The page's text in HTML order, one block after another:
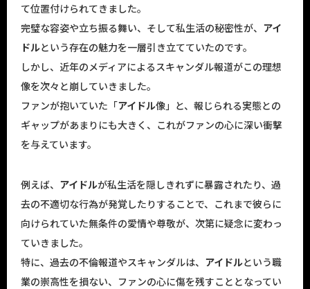
て位置付けられてきました。
完璧な容姿や立ち振る舞い、そして私生活の秘密性が、 アイ
ドルという存在の魅力を一層引き立てていたのです。
しかし、近年のメディアによるスキャンダル報道がこの理想
像を次々と崩していきました。
ファンが抱いていた「アイドル像」と、報じられる実態との
ギャップがあまりにも大きく、これがファンの心に深い衝撃
を与えています。
例えば、 アイドルが私生活を隠しきれずに暴露されたり、過
去の不適切な行為が発覚したりすることで、これまで彼らに
向けられていた無条件の愛情や尊敬が、次第に疑念に変わっ
ていきました。
特に、過去の不倫報道やスキャンダルは、 アイドルという職
業の崇高性を損ない、ファンの心に傷を残すこととなってい